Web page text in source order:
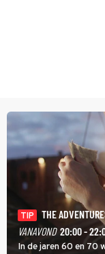
TIP
THE
VANAVOND 20:00 -
In de jaren 60 en 70